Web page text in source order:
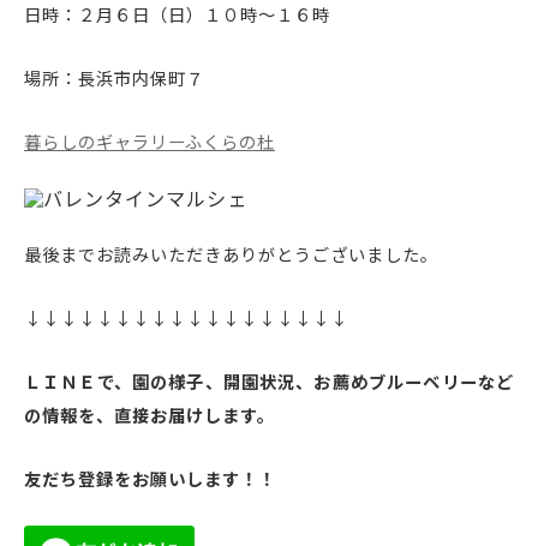
日時：２月６日（日）１０時～１６時
場所：長浜市内保町７
暮らしのギャラリーふくらの杜
最後までお読みいただきありがとうございました。
↓↓↓↓↓↓↓↓↓↓↓↓↓↓↓↓↓↓
ＬＩＮＥで、園の様子、開園状況、お薦めブルーベリーなど
の情報を、直接お届けします。
友だち登録をお願いします！！